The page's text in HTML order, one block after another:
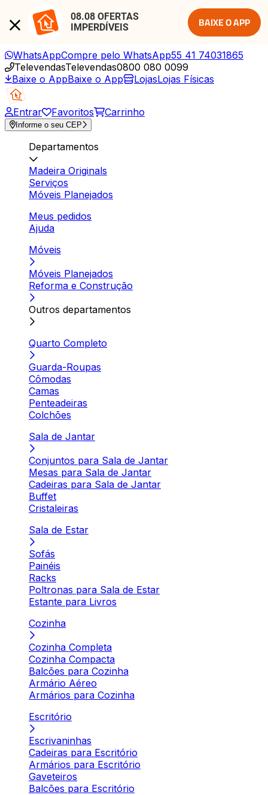
08.08 OFERTAS
IMPERDÍVEIS
BAIXE O APP
WhatsAppCompre pelo WhatsApp55 41 74031865
TelevendasTelevendas0800 080 0099
Baixe o AppBaixe o App LojasLojas Físicas
Entrar Favoritos Carrinho
Informe o seu CEP
Departamentos
Madeira Originals
Serviços
Móveis Planejados
Meus pedidos
Ajuda
Móveis
Móveis Planejados
Reforma e Construção
Outros departamentos
Quarto Completo
Guarda-Roupas
Cômodas
Camas
Penteadeiras
Colchões
Sala de Jantar
Conjuntos para Sala de Jantar
Mesas para Sala de Jantar
Cadeiras para Sala de Jantar
Buffet
Cristaleiras
Sala de Estar
Sofás
Painéis
Racks
Poltronas para Sala de Estar
Estante para Livros
Cozinha
Cozinha Completa
Cozinha Compacta
Balcões para Cozinha
Armário Aéreo
Armários para Cozinha
Escritório
Escrivaninhas
Cadeiras para Escritório
Armários para Escritório
Gaveteiros
Balcões para Escritório